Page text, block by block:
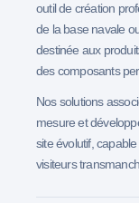
outil de création
de la base navale
destinée aux
des composants
Nos solutions
mesure et
site évolutif,
visiteurs